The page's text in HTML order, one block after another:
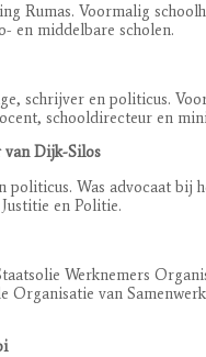
Rumas. Voormalig
en middelbare scholen.
schrijver en politicus.
schooldirecteur en
Dijk-Silos
politicus. Was advocaat bij
en Politie.
Werknemers
Organisatie van